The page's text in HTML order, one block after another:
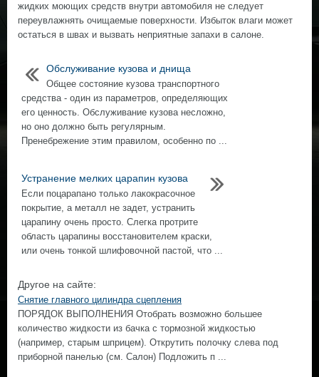
жидких моющих средств внутри автомобиля не следует
переувлажнять очищаемые поверхности. Избыток влаги может
остаться в швах и вызвать неприятные запахи в салоне.
Обслуживание кузова и днища
Общее состояние кузова транспортного
средства - один из параметров, определяющих
его ценность. Обслуживание кузова несложно,
но оно должно быть регулярным.
Пренебрежение этим правилом, особенно по ...
Устранение мелких царапин кузова
Если поцарапано только лакокрасочное
покрытие, а металл не задет, устранить
царапину очень просто. Слегка протрите
область царапины восстановителем краски,
или очень тонкой шлифовочной пастой, что ...
Другое на сайте:
Снятие главного цилиндра сцепления
ПОРЯДОК ВЫПОЛНЕНИЯ Отобрать возможно большее
количество жидкости из бачка с тормозной жидкостью
(например, старым шприцем). Открутить полочку слева под
приборной панелью (см. Салон) Подложить п ...